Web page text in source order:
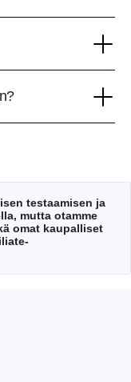
testaamisen ja
mutta otamme
omat kaupalliset